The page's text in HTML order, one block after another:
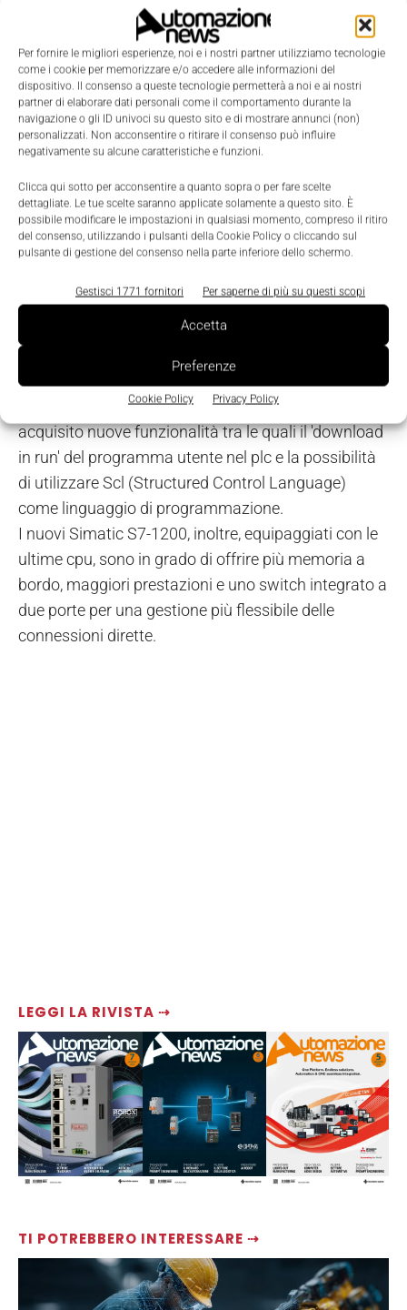
Per fornire le migliori esperienze, noi e i nostri partner utilizziamo tecnologie
come i cookie per memorizzare e/o accedere alle informazioni del
dispositivo. Il consenso a queste tecnologie permetterà a noi e ai nostri
partner di elaborare dati personali come il comportamento durante la
navigazione o gli ID univoci su questo sito e di mostrare annunci (non)
personalizzati. Non acconsentire o ritirare il consenso può influire
negativamente su alcune caratteristiche e funzioni.
Clicca qui sotto per acconsentire a quanto sopra o per fare scelte
dettagliate. Le tue scelte saranno applicate solamente a questo sito. È
possibile modificare le impostazioni in qualsiasi momento, compreso il ritiro
del consenso, utilizzando i pulsanti della Cookie Policy o cliccando sul
pulsante di gestione del consenso nella parte inferiore dello schermo.
Gestisci 1771 fornitori Per saperne di più su questi scopi
Accetta
Preferenze
Cookie Policy Privacy Policy
LEGGI LA RIVISTA ⇢
TI POTREBBERO INTERESSARE ⇢
dell'iter progettuale è rappresentato dal lavoro in
team. La realizzazione di un impianto è spesso il
risultato di un'attività sinergica tra persone con
personalità e modi di operare differenti. Senza
considerare anche l'importanza di avvicinare gli
studenti alla realtà aziendale di modo che possano
L'iniziativa, rivolta agli istituti tecnici e professionali
di tutta Italia con specializzazione in elettrotecnica e
automazione, elettronica e telecomunicazioni,
impegnato gli studenti e i professori nella
realizzazione di progetti di automazione basati sulla
nuova linea di plc Simatic S7-1200 di Siemens.
Questi plc, con l'introduzione di Service Pack 2 di
Step V11 e della versione Firmware V2, hanno
acquisito nuove funzionalità tra le quali il 'download
in run' del programma utente nel plc e la possibilità
di utilizzare Scl (Structured Control Language)
come linguaggio di programmazione.
I nuovi Simatic S7-1200, inoltre, equipaggiati con le
ultime cpu, sono in grado di offrire più memoria a
bordo, maggiori prestazioni e uno switch integrato a
due porte per una gestione più flessibile delle
connessioni dirette.